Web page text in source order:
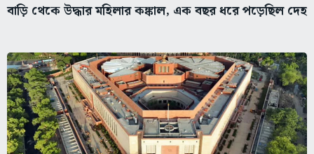
বাড়ি থেকে উদ্ধার মহিলার কঙ্কাল, এক বছর ধরে পড়েছিল দেহ